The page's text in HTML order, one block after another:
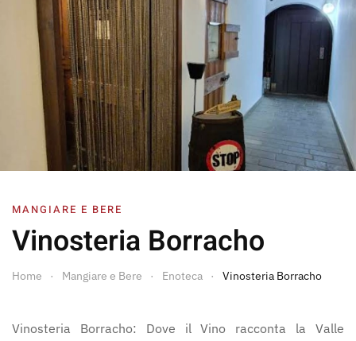
MANGIARE E BERE
Vinosteria Borracho
Home Mangiare e Bere Enoteca Vinosteria Borracho
Vinosteria Borracho: Dove il Vino racconta la Valle